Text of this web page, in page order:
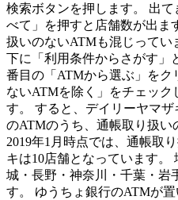
検索ボタンを押します。 出
べて」を押すと店舗数が出ま
扱いのないATMも混じってい
下に「利用条件からさがす」
番目の「ATMから選ぶ」をク
ないATMを除く」をチェック
す。 すると、デイリーヤマ
のATMのうち、通帳取り扱い
2019年1月時点では、通帳取
キは10店舗となっています。
城・長野・神奈川・千葉・岩
す。 ゆうちょ銀行のATMが